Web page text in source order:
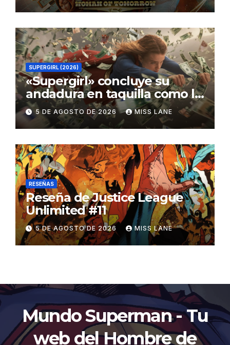
SUPERGIRL (2026)
«Supergirl» concluye su
andadura en taquilla como la
película de DC con menor
recaudación desde
«Catwoman»
5 DE AGOSTO DE 2026 MISS LANE
RESEÑAS
Reseña de Justice League
Unlimited #11
5 DE AGOSTO DE 2026 MISS LANE
Mundo Superman - Tu
web del Hombre de